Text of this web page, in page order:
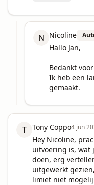
N Nicoline
Hallo Jan,
Bedankt
Ik heb een
gemaakt.
T Tony Coppo4 jun
Hey Nicoline,
uitvoering is, wat
doen, erg
uitgewerkt
limiet niet